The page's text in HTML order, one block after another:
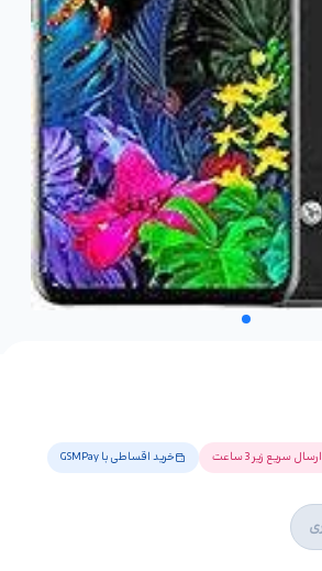
ارسال سریع زیر 3 ساعت خرید اقساطی با GSMPay